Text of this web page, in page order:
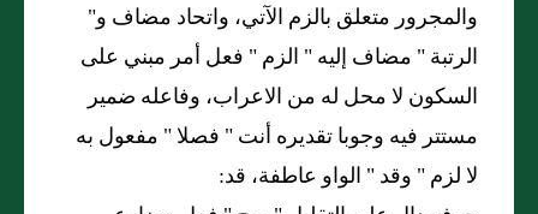
والمجرور متعلق بالزم الآتي، واتحاد مضاف و"
الرتبة"مضاف إليه"الزم"فعل أمر مبني على
السكون لا محل له من الاعراب، وفاعله ضمير
مستتر فيه وجوبا تقديره أنت"فصلا"مفعول به
لا لزم"وقد"الواو عاطفة، قد: